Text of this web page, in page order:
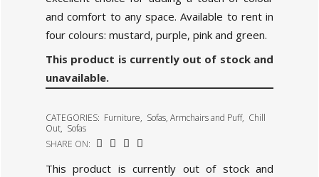
and comfort to any space. Available to rent in
four colours: mustard, purple, pink and green.
This product is currently out of stock and
unavailable.
CATEGORIES: Furniture, Sofas, Armchairs and Puff, Chill
Out, Sofas
SHARE ON:
This product is currently out of stock and